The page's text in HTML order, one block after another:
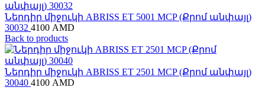
Ներդիր միջուկի ABRISS ET 5001 MCP (Քրոմ անփայլ)
30032 4100 AMD
Back to products
Ներդիր միջուկի ABRISS ET 2501 MCP (Քրոմ անփայլ)
30040 4100 AMD